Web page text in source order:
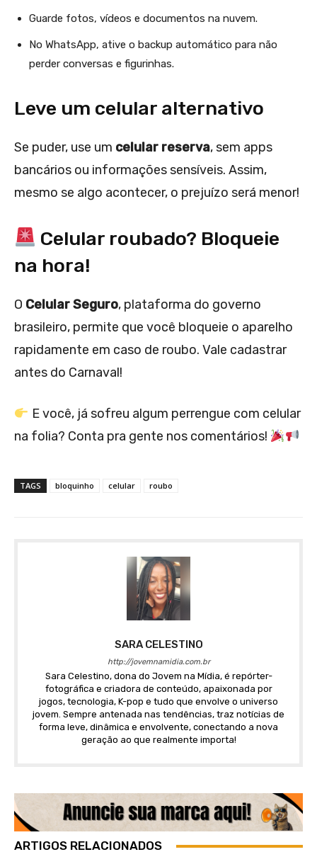
Guarde fotos, vídeos e documentos na nuvem.
No WhatsApp, ative o backup automático para não
perder conversas e figurinhas.
Leve um celular alternativo
Se puder, use um celular reserva, sem apps
bancários ou informações sensíveis. Assim,
mesmo se algo acontecer, o prejuízo será menor!
Celular roubado? Bloqueie
na hora!
O Celular Seguro, plataforma do governo
brasileiro, permite que você bloqueie o aparelho
rapidamente em caso de roubo. Vale cadastrar
antes do Carnaval!
E você, já sofreu algum perrengue com celular
na folia? Conta pra gente nos comentários!
TAGS bloquinho celular roubo
SARA CELESTINO
http://jovemnamidia.com.br
Sara Celestino, dona do Jovem na Mídia, é repórter-
fotográfica e criadora de conteúdo, apaixonada por
jogos, tecnologia, K-pop e tudo que envolve o universo
jovem. Sempre antenada nas tendências, traz notícias de
forma leve, dinâmica e envolvente, conectando a nova
geração ao que realmente importa!
ARTIGOS RELACIONADOS